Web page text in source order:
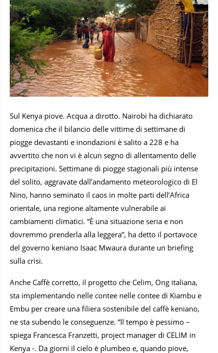
Sul Kenya piove. Acqua a dirotto. Nairobi ha dichiarato
domenica che il bilancio delle vittime di settimane di
piogge devastanti e inondazioni è salito a 228 e ha
avvertito che non vi è alcun segno di allentamento delle
precipitazioni. Settimane di piogge stagionali più intense
del solito, aggravate dall’andamento meteorologico di El
Nino, hanno seminato il caos in molte parti dell’Africa
orientale, una regione altamente vulnerabile ai
cambiamenti climatici. “È una situazione seria e non
dovremmo prenderla alla leggera”, ha detto il portavoce
del governo keniano Isaac Mwaura durante un briefing
sulla crisi.
Anche Caffè corretto, il progetto che Celim, Ong italiana,
sta implementando nelle contee nelle contee di Kiambu e
Embu per creare una filiera sostenibile del caffè keniano,
ne sta subendo le conseguenze. “Il tempo è pessimo –
spiega Francesca Franzetti, project manager di CELIM in
Kenya -. Da giorni il cielo è plumbeo e, quando piove,